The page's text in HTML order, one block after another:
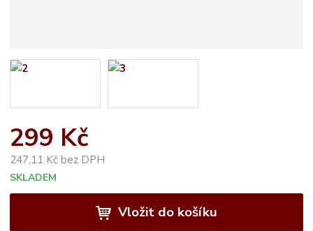
299 Kč
247,11 Kč bez DPH
SKLADEM
Vložit do košíku